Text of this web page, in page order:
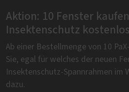
Aktion: 10 Fenster
Insektenschutz kostenlos
Ab einer Bestellmenge von 10
Sie, egal für welches der neuen
Insektenschutz-Spannrahmen im
dazu.